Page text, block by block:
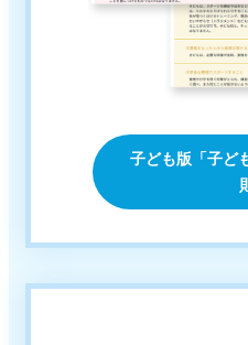
子ども版「子ど